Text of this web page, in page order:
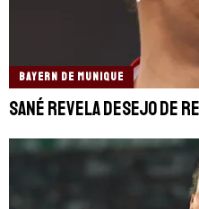
BAYERN DE MUNIQUE
Sané revela desejo de